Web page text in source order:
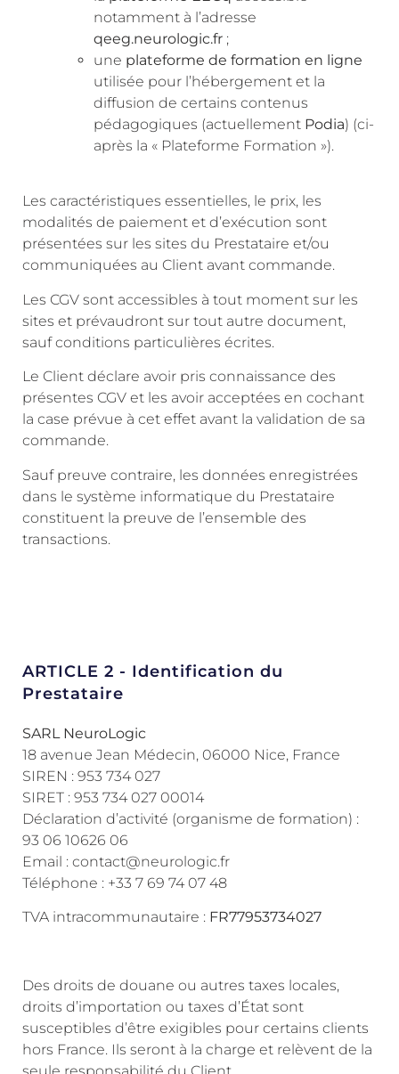
notamment à l’adresse
qeeg.neurologic.fr ;
une plateforme de formation en ligne
utilisée pour l’hébergement et la
diffusion de certains contenus
pédagogiques (actuellement Podia) (ci-
après la « Plateforme Formation »).
Les caractéristiques essentielles, le prix, les
modalités de paiement et d’exécution sont
présentées sur les sites du Prestataire et/ou
communiquées au Client avant commande.
Les CGV sont accessibles à tout moment sur les
sites et prévaudront sur tout autre document,
sauf conditions particulières écrites.
Le Client déclare avoir pris connaissance des
présentes CGV et les avoir acceptées en cochant
la case prévue à cet effet avant la validation de sa
commande.
Sauf preuve contraire, les données enregistrées
dans le système informatique du Prestataire
constituent la preuve de l’ensemble des
transactions.
ARTICLE 2 - Identification du
Prestataire
SARL NeuroLogic
18 avenue Jean Médecin, 06000 Nice, France
SIREN : 953 734 027
SIRET : 953 734 027 00014
Déclaration d’activité (organisme de formation) :
93 06 10626 06
Email : contact@neurologic.fr
Téléphone : +33 7 69 74 07 48
TVA intracommunautaire : FR77953734027
Des droits de douane ou autres taxes locales,
droits d’importation ou taxes d’État sont
susceptibles d’être exigibles pour certains clients
hors France. Ils seront à la charge et relèvent de la